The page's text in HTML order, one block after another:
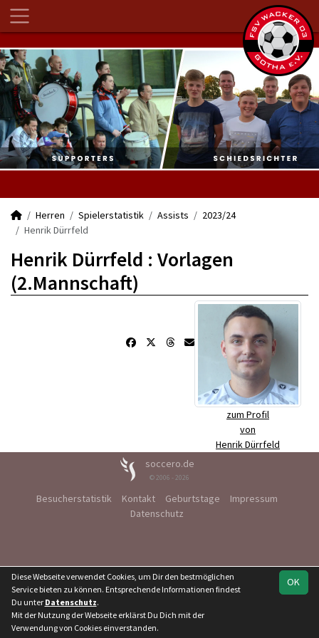
Herren Spielerstatistik Assists
2023/24
Henrik Dürrfeld
Henrik Dürrfeld : Vorlagen
(2.Mannschaft)
zum Profil
von
Henrik Dürrfeld
soccero.de
© 2006 - 2026
Besucherstatistik Kontakt Geburtstage
Impressum
Datenschutz
OK
Diese Webseite verwendet Cookies, um Dir den bestmöglichen
Service bieten zu können. Entsprechende Informationen findest
Du unter Datenschutz.
Mit der Nutzung der Webseite erklärst Du Dich mit der
Verwendung von Cookies einverstanden.